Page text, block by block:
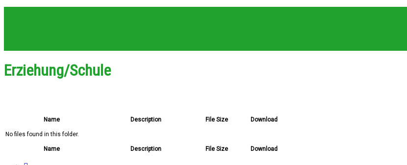
Erziehung/Schule
Name Description File Size Download
Name Description File Size Download
No files found in this folder.